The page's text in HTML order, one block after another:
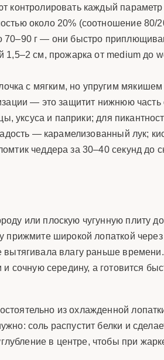
каждый параметр
около 20% (соотношение 80/
г — они быстро
см, прожарка от medium до
с мягким, но упругим мякишем
— это защитит нижнюю
уксуса и паприки; для
— карамелизованный лук;
чеддера за 30–40 секунд до
или плоскую чугунную плиту
прижмите широкой лопаткой
влагу раньше
сочную середину, а готовится
из охлажденной
соль распустит белки и
в центре, чтобы при